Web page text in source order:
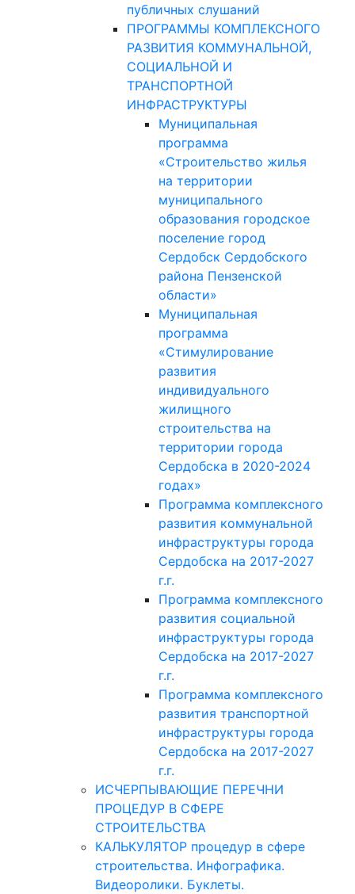
публичных слушаний
ПРОГРАММЫ КОМПЛЕКСНОГО
РАЗВИТИЯ КОММУНАЛЬНОЙ,
СОЦИАЛЬНОЙ И
ТРАНСПОРТНОЙ
ИНФРАСТРУКТУРЫ
Муниципальная
программа
«Строительство жилья
на территории
муниципального
образования городское
поселение город
Сердобск Сердобского
района Пензенской
области»
Муниципальная
программа
«Стимулирование
развития
индивидуального
жилищного
строительства на
территории города
Сердобска в 2020-2024
годах»
Программа комплексного
развития коммунальной
инфраструктуры города
Сердобска на 2017-2027
г.г.
Программа комплексного
развития социальной
инфраструктуры города
Сердобска на 2017-2027
г.г.
Программа комплексного
развития транспортной
инфраструктуры города
Сердобска на 2017-2027
г.г.
ИСЧЕРПЫВАЮЩИЕ ПЕРЕЧНИ
ПРОЦЕДУР В СФЕРЕ
СТРОИТЕЛЬСТВА
КАЛЬКУЛЯТОР процедур в сфере
строительства. Инфографика.
Видеоролики. Буклеты.